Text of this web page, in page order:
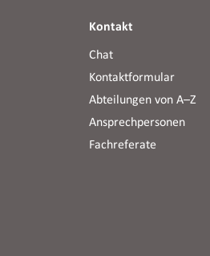
Kontakt
Chat
Kontaktformular
Abteilungen von A–Z
Ansprechpersonen
Fachreferate